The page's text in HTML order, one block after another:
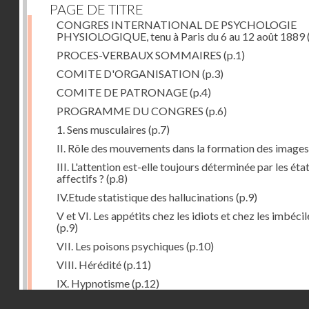
PAGE DE TITRE
CONGRES INTERNATIONAL DE PSYCHOLOGIE
PHYSIOLOGIQUE, tenu à Paris du 6 au 12 août 1889
PROCES-VERBAUX SOMMAIRES (p.1)
COMITE D'ORGANISATION (p.3)
COMITE DE PATRONAGE(p.4)
PROGRAMME DU CONGRES (p.6)
1. Sens musculaires (p.7)
II. Rôle des mouvements dans la formation des images
III. L'attention est-elle toujours déterminée par les
affectifs ? (p.8)
IV.Etude statistique des hallucinations (p.9)
V et VI. Les appétits chez les idiots et chez les
(p.9)
VII. Les poisons psychiques (p.10)
VIII. Hérédité(p.11)
IX. Hypnotisme(p.12)